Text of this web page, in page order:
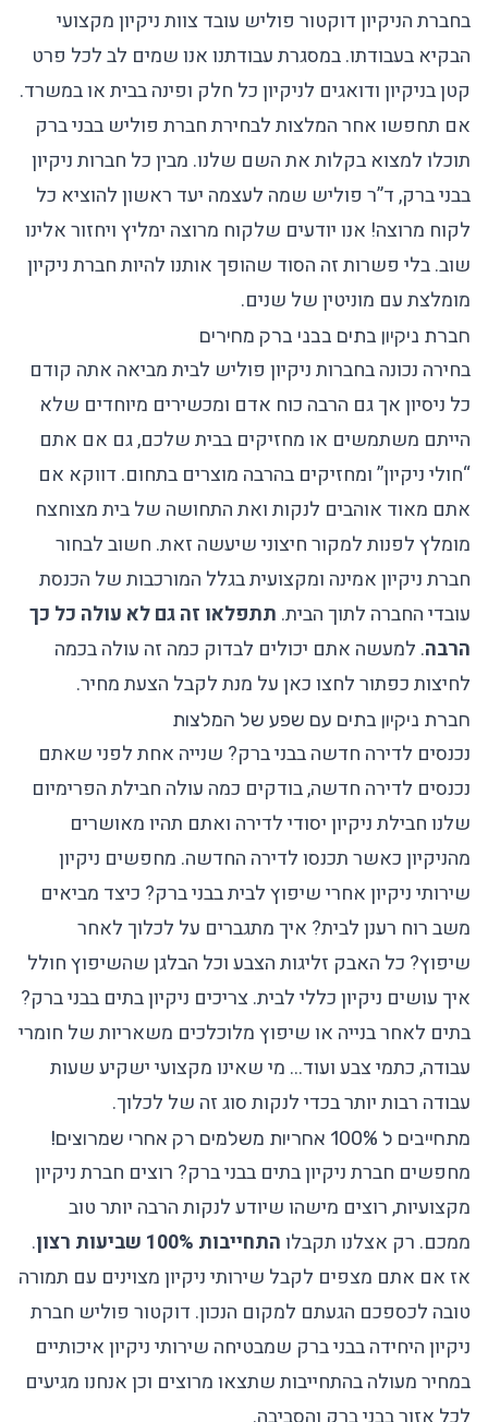
בחברת הניקיון דוקטור פוליש עובד צוות ניקיון מקצועי
הבקיא בעבודתו. במסגרת עבודתנו אנו שמים לב לכל פרט
קטן בניקיון ודואגים לניקיון כל חלק ופינה בבית או במשרד.
אם תחפשו אחרהמלצות לבחירת חברת פוליש בבני ברק
תוכלו למצוא בקלות את השם שלנו. מבין כל חברות ניקיון
בבני ברק, ד”ר פוליש שמה לעצמה יעד ראשון להוציא כל
לקוח מרוצה! אנו יודעים שלקוח מרוצה ימליץ ויחזור אלינו
שוב. בלי פשרות זה הסוד שהופך אותנו להיות חברת ניקיון
מומלצת עם מוניטין של שנים.
חברת ניקיון בתים בבני ברק מחירים
בחירה נכונהבחברות ניקיון פוליש לביתמביאה אתה קודם
כל ניסיון אך גם הרבה כוח אדם ומכשירים מיוחדים שלא
הייתם משתמשים או מחזיקים בבית שלכם, גם אם אתם
“חולי ניקיון” ומחזיקים בהרבה מוצרים בתחום. דווקא אם
אתם מאוד אוהבים לנקות ואת התחושה של בית מצוחצח
מומלץ לפנות למקור חיצוני שיעשה זאת. חשוב לבחור
חברת ניקיון אמינה ומקצועית בגלל המורכבות של הכנסת
עובדי החברה לתוך הבית. תתפלאו זה גם לא עולה כל כך
הרבה. למעשה אתם יכולים לבדוק כמה זה עולה בכמה
לחיצות כפתורלחצו כאןעל מנת לקבל הצעת מחיר.
חברת ניקיון בתים עם שפע של המלצות
נכנסים לדירה חדשה בבני ברק? שנייה אחת לפני שאתם
נכנסים לדירה חדשה, בודקים כמה עולה חבילת הפרימיום
שלנו חבילת ניקיון יסודי לדירה ואתם תהיו מאושרים
מהניקיון כאשר תכנסו לדירה החדשה. מחפשים ניקיון
שירותי ניקיון אחרי שיפוץלבית בבני ברק? כיצד מביאים
משב רוח רענן לבית? איך מתגברים על לכלוך לאחר
שיפוץ? כל האבק זליגות הצבע וכל הבלגן שהשיפוץ חולל
איך עושים ניקיון כללי לבית. צריכים ניקיון בתים בבני ברק?
בתים לאחר בנייה או שיפוץ מלוכלכים משאריות של חומרי
עבודה, כתמי צבע ועוד… מי שאינו מקצועי ישקיע שעות
עבודה רבות יותר בכדי לנקות סוג זה של לכלוך.
מתחייבים ל 100% אחריות משלמים רק אחרי שמרוצים!
מחפשים חברת ניקיון בתים בבני ברק? רוצים חברת ניקיון
מקצועיות, רוצים מישהו שיודע לנקות הרבה יותר טוב
ממכם. רק אצלנו תקבלוהתחייבות 100% שביעות רצון
.
אז אם אתם מצפים לקבל שירותי ניקיון מצוינים עם תמורה
טובה לכספכם הגעתם למקום הנכון. דוקטור פוליש חברת
ניקיון היחידה בבני ברק שמבטיחה שירותי ניקיון איכותיים
במחיר מעולה בהתחייבות שתצאו מרוצים וכן אנחנו מגיעים